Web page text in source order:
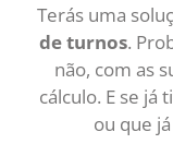
Terás uma
de turnos.
não, com as
cálculo. E se já
ou que